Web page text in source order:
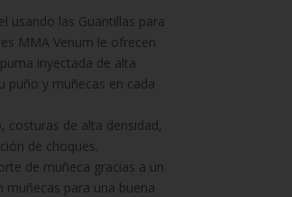
usando las Guantillas para
MMA Venum le ofrecen
inyectada de alta
puño y muñecas en cada
costuras de alta densidad,
de choques.
de muñeca gracias a un
muñecas para una buena